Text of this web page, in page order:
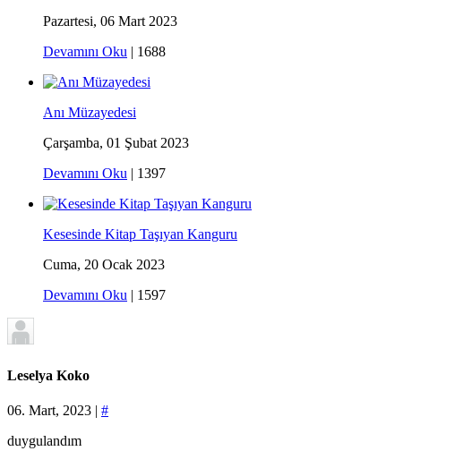
Pazartesi, 06 Mart 2023
Devamını Oku | 1688
Anı Müzayedesi
Çarşamba, 01 Şubat 2023
Devamını Oku | 1397
Kesesinde Kitap Taşıyan Kanguru
Cuma, 20 Ocak 2023
Devamını Oku | 1597
Leselya Koko
06. Mart, 2023 | #
duygulandım